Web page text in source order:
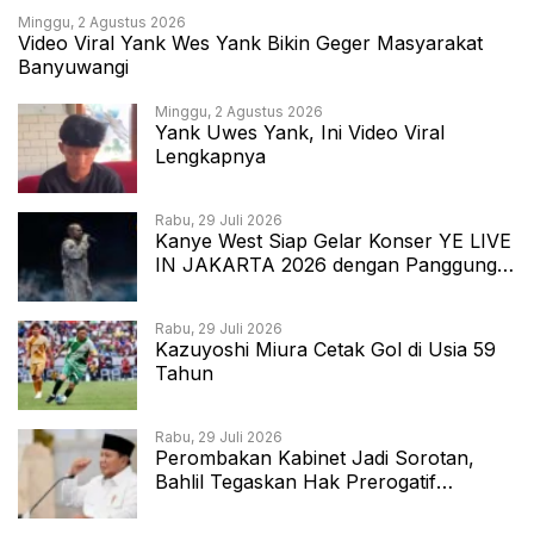
Minggu, 2 Agustus 2026
Video Viral Yank Wes Yank Bikin Geger Masyarakat
Banyuwangi
Minggu, 2 Agustus 2026
Yank Uwes Yank, Ini Video Viral
Lengkapnya
Rabu, 29 Juli 2026
Kanye West Siap Gelar Konser YE LIVE
IN JAKARTA 2026 dengan Panggung
Rabu, 29 Juli 2026
Kazuyoshi Miura Cetak Gol di Usia 59
Tahun
Rabu, 29 Juli 2026
Perombakan Kabinet Jadi Sorotan,
Bahlil Tegaskan Hak Prerogatif